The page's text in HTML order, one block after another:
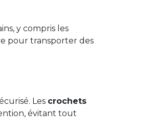
y compris les
pour transporter des
Les crochets
évitant tout